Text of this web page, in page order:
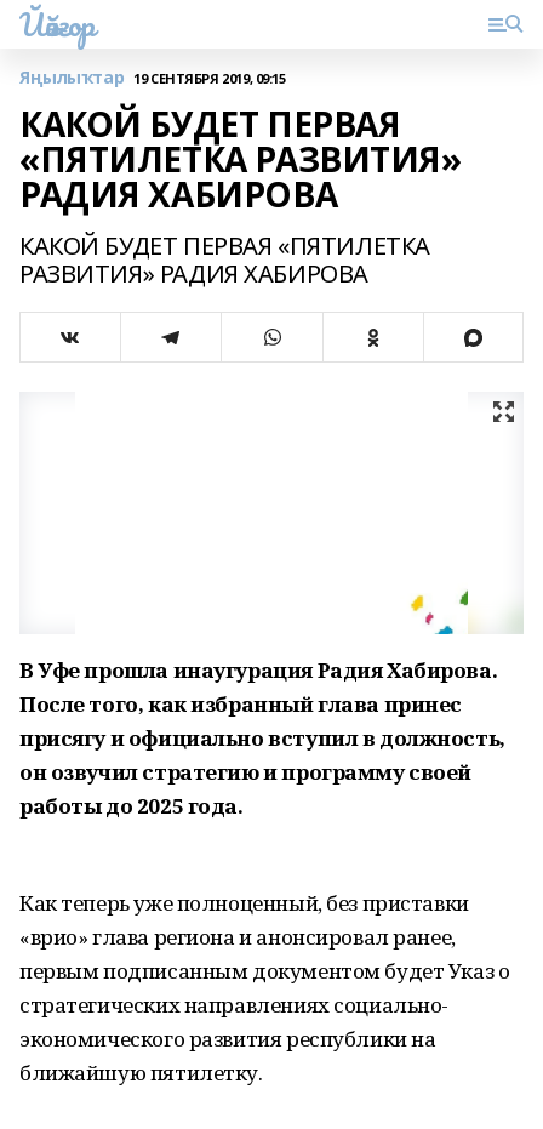
Йәйғор
Яңылыҡтар 19 СЕНТЯБРЯ 2019, 09:15
КАКОЙ БУДЕТ ПЕРВАЯ
«ПЯТИЛЕТКА РАЗВИТИЯ»
РАДИЯ ХАБИРОВА
КАКОЙ БУДЕТ ПЕРВАЯ «ПЯТИЛЕТКА
РАЗВИТИЯ» РАДИЯ ХАБИРОВА
В Уфе прошла инаугурация Радия Хабирова.
После того, как избранный глава принес
присягу и официально вступил в должность,
он озвучил стратегию и программу своей
работы до 2025 года.
Как теперь уже полноценный, без приставки
«врио» глава региона и анонсировал ранее,
первым подписанным документом будет Указ о
стратегических направлениях социально-
экономического развития республики на
ближайшую пятилетку.